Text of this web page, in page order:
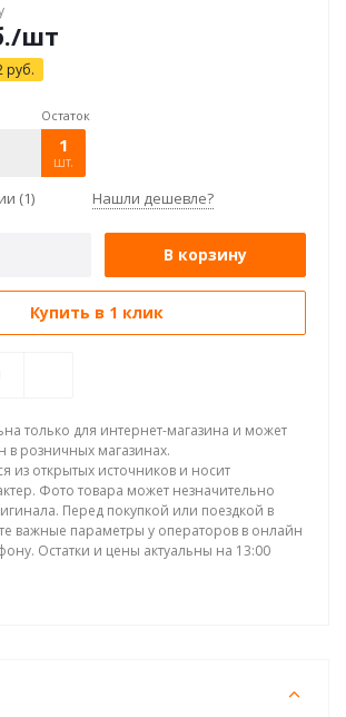
/шт
руб.
Остаток
1
шт.
(1) Нашли дешевле?
В корзину
Купить в 1 клик
только для интернет-магазина и может
в розничных магазинах.
из открытых источников и носит
Фото товара может незначительно
Перед покупкой или поездкой в
важные параметры у операторов в онлайн
Остатки и цены актуальны на 13:00